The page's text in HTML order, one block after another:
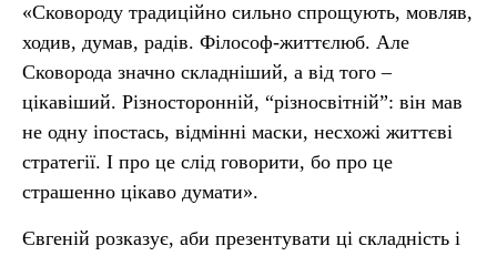
«Сковороду традиційно сильно спрощують, мовляв,
ходив, думав, радів. Філософ-життєлюб. Але
Сковорода значно складніший, а від того –
цікавіший. Різносторонній, “різносвітній”: він мав
не одну іпостась, відмінні маски, несхожі життєві
стратегії. І про це слід говорити, бо про це
страшенно цікаво думати».
Євгеній розказує, аби презентувати ці складність і